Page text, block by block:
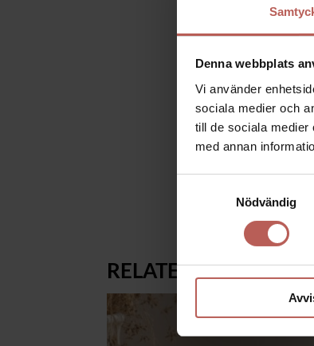
Denna webbplats
Vi använder
sociala medier och
till de sociala
med annan
Nödvändig
Dra dig inte undan,
Skulpturen är
Höjd ca 34 cm.
Skulpturen
RELATERADE